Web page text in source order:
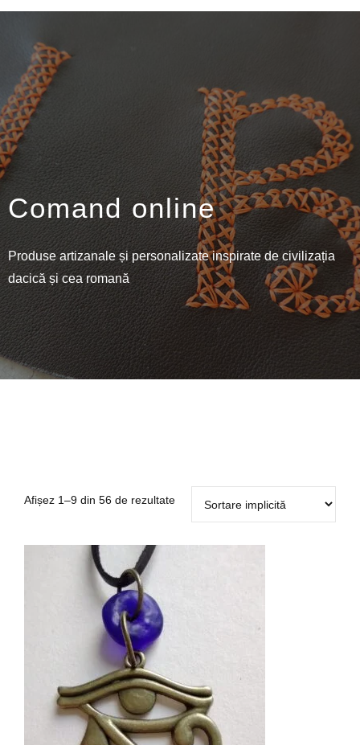
Comand online
Produse artizanale și personalizate inspirate de civilizația
dacică și cea romană
Afișez 1–9 din 56 de rezultate